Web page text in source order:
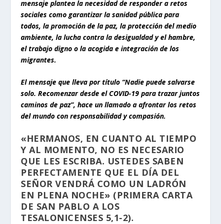
mensaje plantea la necesidad de responder a retos
sociales como garantizar la sanidad pública para
todos, la promoción de la paz, la protección del medio
ambiente, la lucha contra la desigualdad y el hambre,
el trabajo digno o la acogida e integración de los
migrantes.
El mensaje que lleva por título “Nadie puede salvarse
solo. Recomenzar desde el COVID-19 para trazar juntos
caminos de paz”, hace un llamado a afrontar los retos
del mundo con responsabilidad y compasión.
«HERMANOS, EN CUANTO AL TIEMPO
Y AL MOMENTO, NO ES NECESARIO
QUE LES ESCRIBA. USTEDES SABEN
PERFECTAMENTE QUE EL DÍA DEL
SEÑOR VENDRÁ COMO UN LADRÓN
EN PLENA NOCHE» (PRIMERA CARTA
DE SAN PABLO A LOS
TESALONICENSES 5,1-2).